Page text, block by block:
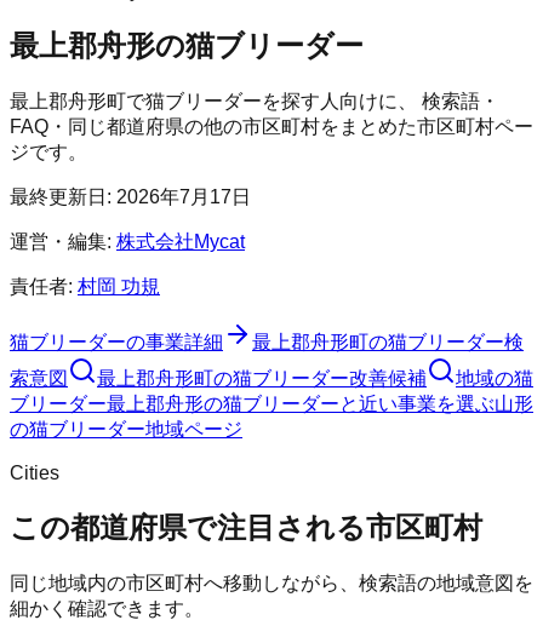
最上郡舟形の猫ブリーダー
最上郡舟形町で猫ブリーダーを探す人向けに、 検索語・
FAQ・同じ都道府県の他の市区町村をまとめた市区町村ペー
ジです。
最終更新日: 2026年7月17日
運営・編集: 株式会社Mycat
責任者: 村岡 功規
猫ブリーダーの事業詳細 最上郡舟形町の猫ブリーダー検
索意図
最上郡舟形町の猫ブリーダー改善候補
地域の猫
ブリーダー最上郡舟形の猫ブリーダーと近い事業を選ぶ山形
の猫ブリーダー地域ページ
Cities
この都道府県で注目される市区町村
同じ地域内の市区町村へ移動しながら、検索語の地域意図を
細かく確認できます。